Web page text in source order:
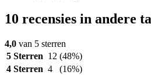
10 recensies in andere
4,0 van 5 sterren
5 Sterren 12 (48%)
4 Sterren 4
(16%)